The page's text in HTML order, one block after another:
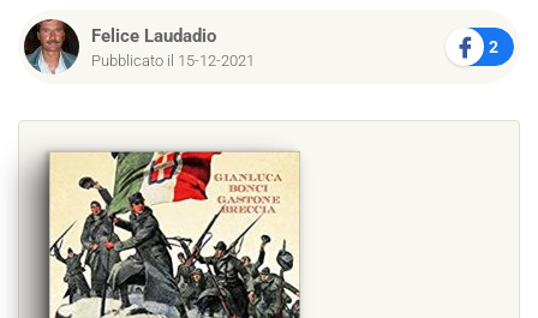
Felice Laudadio
Pubblicato il 15-12-2021
2